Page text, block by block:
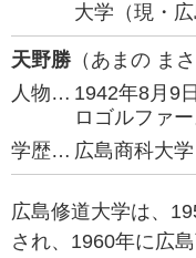
大学（現・
天野勝 （あまの まさ
人物… 1942年8月9
ロゴルファー
学歴… 広島商科大
広島修道大学は、
され、1960年に広